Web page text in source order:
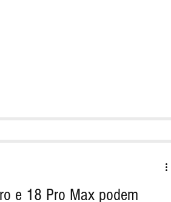
e 18 Pro Max podem